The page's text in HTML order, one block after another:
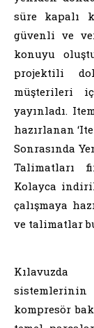
süre kapalı
güvenli ve
konuyu
projektili
müşterileri
yayınladı.
hazırlanan
Sonrasında
Talimatları
Kolayca
çalışmaya
ve talimatlar
Kılavuzda
kompresör